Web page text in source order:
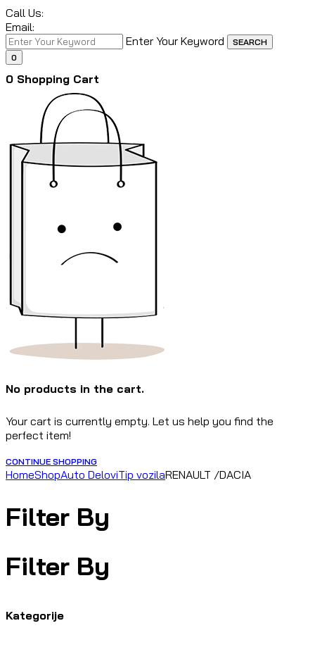
Call Us:
Email:
Enter Your Keyword
SEARCH
0
0 Shopping Cart
No products in the cart.
Your cart is currently empty. Let us help you find the
perfect item!
CONTINUE SHOPPING
HomeShopAuto DeloviTip vozilaRENAULT /DACIA
Filter By
Filter By
Kategorije